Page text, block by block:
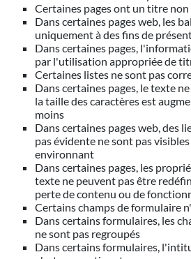
Certaines pages ont un titre
Dans certaines pages web, les
uniquement à des fins de
Dans certaines pages,
par l'utilisation appropriée de
Certaines listes ne sont pas
Dans certaines pages, le texte
la taille des caractères est
moins
Dans certaines pages web, des
pas évidente ne sont pas
environnant
Dans certaines pages, les
texte ne peuvent pas être
perte de contenu ou de
Certains champs de formulaire
Dans certains formulaires, les
ne sont pas regroupés
Dans certains formulaires,